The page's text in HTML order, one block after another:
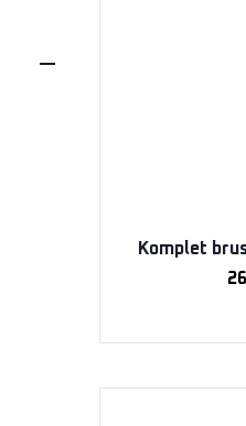
Komplet